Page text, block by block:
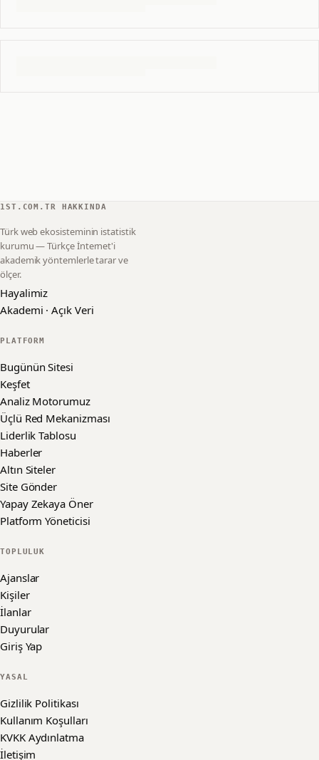
1ST.COM.TR HAKKINDA
Türk web ekosisteminin istatistik
kurumu — Türkçe İnternet'i
akademik yöntemlerle tarar ve
ölçer.
Hayalimiz
Akademi · Açık Veri
PLATFORM
Bugünün Sitesi
Keşfet
Analiz Motorumuz
Üçlü Red Mekanizması
Liderlik Tablosu
Haberler
Altın Siteler
Site Gönder
Yapay Zekaya Öner
Platform Yöneticisi
TOPLULUK
Ajanslar
Kişiler
İlanlar
Duyurular
Giriş Yap
YASAL
Gizlilik Politikası
Kullanım Koşulları
KVKK Aydınlatma
İletişim